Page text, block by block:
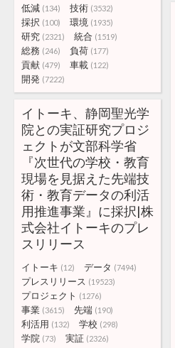
低減 (134) 技術 (3532)
採択 (100) 環境 (1935)
研究 (2321) 統合 (1519)
総務 (246) 負荷 (177)
貢献 (479) 車載 (122)
開発 (7222)
イトーキ、静岡聖光学
院との実証研究プロジ
ェクトが文部科学省
『次世代の学校・教育
現場を見据えた先端技
術・教育データの利活
用推進事業』に採択|株
式会社イトーキのプレ
スリリース
イトーキ (12) データ (7494)
プレスリリース (19523)
プロジェクト (1276)
事業 (3615) 先端 (190)
利活用 (132) 学校 (298)
学院 (73) 実証 (2326)